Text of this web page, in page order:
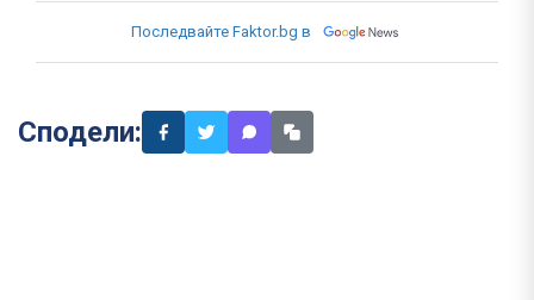
Последвайте Faktor.bg в
Сподели: